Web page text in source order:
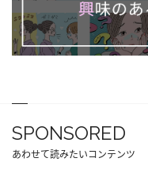
SPONSORED
あわせて読みたいコンテンツ